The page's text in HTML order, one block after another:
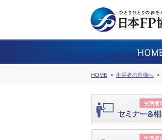
HOME 生活者の皆様へ